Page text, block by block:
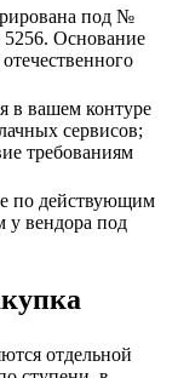
под №
Основание
в вашем контуре
сервисов;
требованиям
по действующим
у вендора под
отдельной